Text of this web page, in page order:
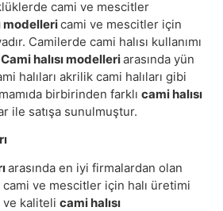
cami ve mescitler
modellericami ve mescitler için
Camilerde cami halısı kullanımı
Cami halısı modelleriarasında yün
halıları akrilik cami halıları gibi
birbirinden farklı cami halısı
ile satışa sunulmuştur.
arasında en iyi firmalardan olan
cami ve mescitler için halı üretimi
ve kaliteli cami halısı